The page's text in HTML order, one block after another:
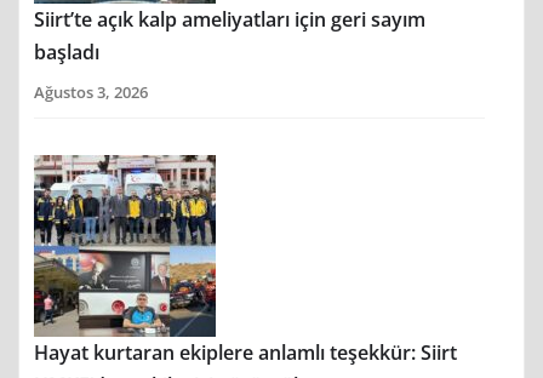
Siirt’te açık kalp ameliyatları için geri sayım
başladı
Ağustos 3, 2026
Hayat kurtaran ekiplere anlamlı teşekkür: Siirt